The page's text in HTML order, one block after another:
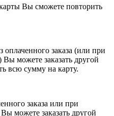
Вы сможете повторить
заказа (или при
можете заказать другой
всю сумму на карту.
заказа или при
можете заказать другой